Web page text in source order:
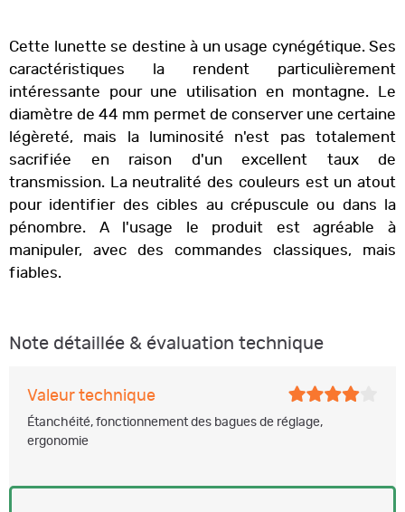
Cette lunette se destine à un usage cynégétique. Ses
caractéristiques la rendent particulièrement
intéressante pour une utilisation en montagne. Le
diamètre de 44 mm permet de conserver une certaine
légèreté, mais la luminosité n'est pas totalement
sacrifiée en raison d'un excellent taux de
transmission. La neutralité des couleurs est un atout
pour identifier des cibles au crépuscule ou dans la
pénombre. A l'usage le produit est agréable à
manipuler, avec des commandes classiques, mais
fiables.
Note détaillée & évaluation technique
Valeur technique
Étanchéité, fonctionnement des bagues de réglage,
ergonomie